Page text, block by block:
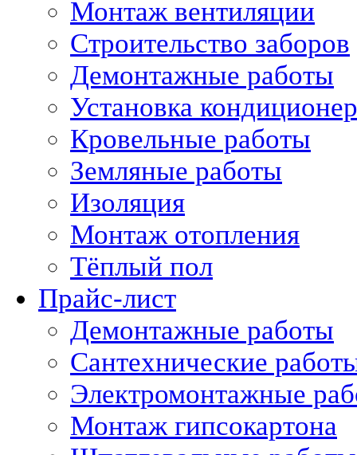
Монтаж вентиляции
Строительство заборов
Демонтажные работы
Установка
Кровельные работы
Земляные работы
Изоляция
Монтаж отопления
Тёплый пол
Прайс-лист
Демонтажные работы
Сантехнические
Электромонтажные
Монтаж гипсокартона